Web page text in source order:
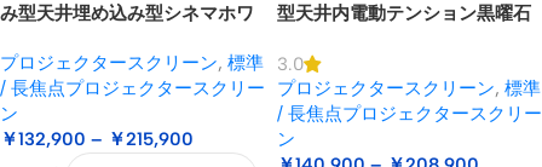
み型天井埋め込み型シネマホワ
ンプロジェクタースクリーン
プロジェクタースクリーン, 標準
/ 長焦点プロジェクタースクリー
ン
￥132,900 – ￥215,900
型天井内電動テンション黒曜石
ースクリーン
3.0
プロジェクタースクリーン, 標準
/ 長焦点プロジェクタースクリー
ン